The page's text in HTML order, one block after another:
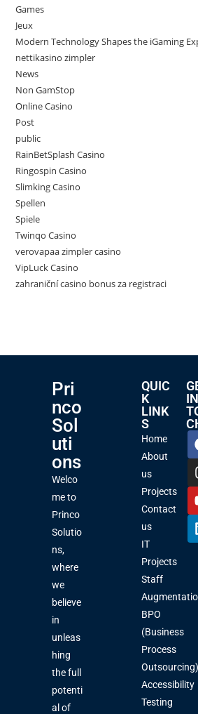
Games
Jeux
Modern Technology Shapes the iGaming
nettikasino zimpler
News
Non GamStop
Online Casino
Post
public
RainBetSplash Casino
Ringospin Casino
Slimking Casino
Spellen
Spiele
Twinqo Casino
verovapaa zimpler casino
VipLuck Casino
zahraniční casino bonus za registraci
Pri
nco
Sol
uti
ons
Welco
me to
Princo
Solutio
ns,
where
we
believe
in
unleas
hing
the full
potenti
al of
QUIC
K
LINK
S
Home
About
us
Projects
Contact
us
IT
Projects
Staff
BPO
(Business
Process
Outsourcing)
Accessibility
Testing
IN